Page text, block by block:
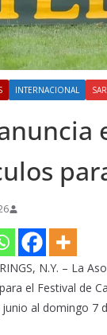
INTERNACIONAL
N.Y. – La
el Festival de
al domingo 7